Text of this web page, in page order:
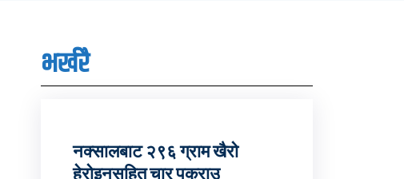
भर्खरै
नक्सालबाट २९६ ग्राम खैरो
हेरोइनसहित चार पक्राउ